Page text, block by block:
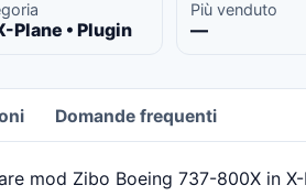
Plane • Plugin
Più venduto
—
Domande frequenti
mod Zibo Boeing 737-800X in X-